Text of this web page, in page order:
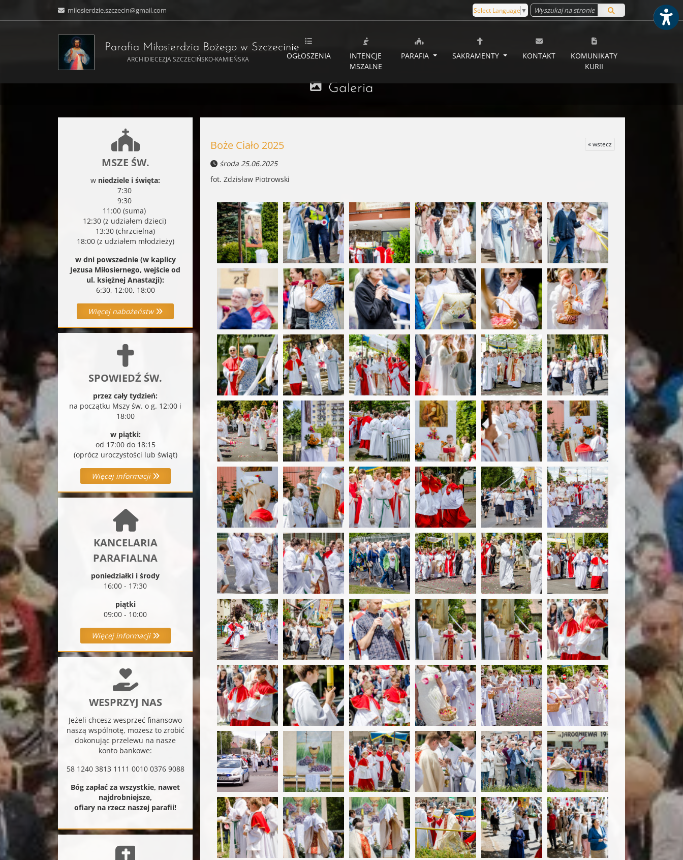
milosierdzie.szczecin@gmail.com Select Language ▼
Parafia Miłosierdzia Bożegow Szczecinie
ARCHIDIECEZJA SZCZECIŃSKO-KAMIEŃSKA OGŁOSZENIA
INTENCJE
MSZALNE
PARAFIA SAKRAMENTY KONTAKT
KOMUNIKATY
KURII
Galeria
MSZE ŚW.
w niedziele i święta:
7:30
9:30
11:00 (suma)
12:30 (z udziałem dzieci)
13:30 (chrzcielna)
18:00 (z udziałem młodzieży)
w dni powszednie (w kaplicy
Jezusa Miłosiernego, wejście od
ul. księżnej Anastazji):
6:30, 12:00, 18:00
Więcej nabożeństw
SPOWIEDŹ ŚW.
przez cały tydzień:
na początku Mszy św. o g. 12:00 i
18:00
w piątki:
od 17:00 do 18:15
(oprócz uroczystości lub świąt)
Więcej informacji
KANCELARIA
PARAFIALNA
poniedziałki i środy
16:00 - 17:30
piątki
09:00 - 10:00
Więcej informacji
WESPRZYJ NAS
Jeżeli chcesz wesprzeć finansowo
naszą wspólnotę, możesz to zrobić
dokonując przelewu na nasze
konto bankowe:
58 1240 3813 1111 0010 0376 9088
Bóg zapłać za wszystkie, nawet
najdrobniejsze,
ofiary na rzecz naszej parafii!
« wstecz
Boże Ciało 2025
środa 25.06.2025
fot. Zdzisław Piotrowski